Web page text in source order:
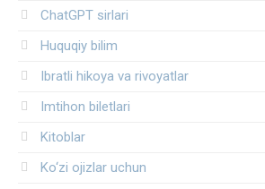
ChatGPT sirlari
Huquqiy bilim
Ibratli hikoya va rivoyatlar
Imtihon biletlari
Kitoblar
Ko‘zi ojizlar uchun